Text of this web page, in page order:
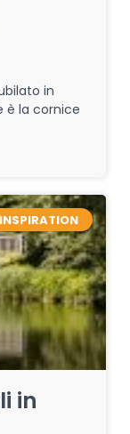
in
è la cornice
INSPIRATION
in